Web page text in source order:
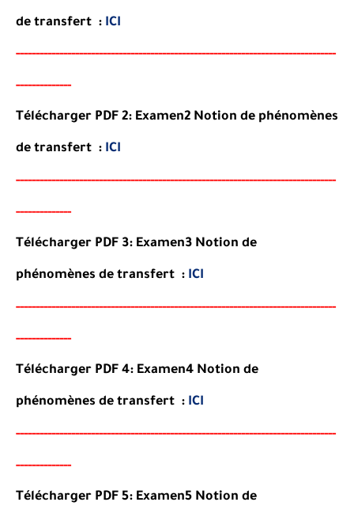
de transfert : ICI
---------------------------------------------------------------------------------
--------------
Télécharger PDF 2: Examen2 Notion de phénomènes
de transfert : ICI
---------------------------------------------------------------------------------
--------------
Télécharger PDF 3: Examen3 Notion de
phénomènes de transfert : ICI
---------------------------------------------------------------------------------
--------------
Télécharger PDF 4: Examen4 Notion de
phénomènes de transfert : ICI
---------------------------------------------------------------------------------
--------------
Télécharger PDF 5: Examen5 Notion de